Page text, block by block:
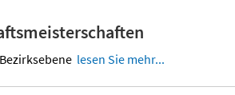
lesen Sie mehr...